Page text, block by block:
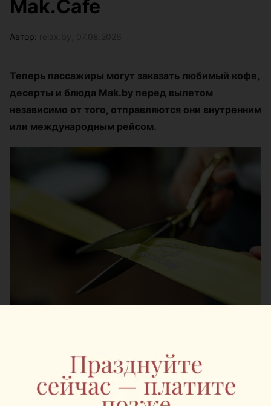
Mak.Cafe
Автор:
Теперь пассажиры могут заказать любимый кофе,
десерты и блюда Mak.by перед вылетом
независимо от того, отправляются они внутренним
или международным рейсом.
В пятницу, 7 августа, в Национальном аэропорту
Минск начали работу сразу два Mak.Cafe. Они
расположены в зонах вылета региональных и